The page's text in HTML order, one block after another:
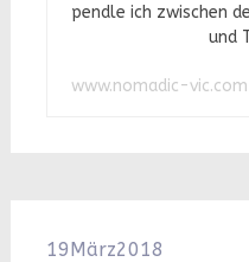
pendle ich zwischen
und
www.nomadic-vic.com
19März2018